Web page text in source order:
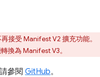
接受 Manifest V2 擴充功能。
換為 Manifest V3。
參閱 GitHub。